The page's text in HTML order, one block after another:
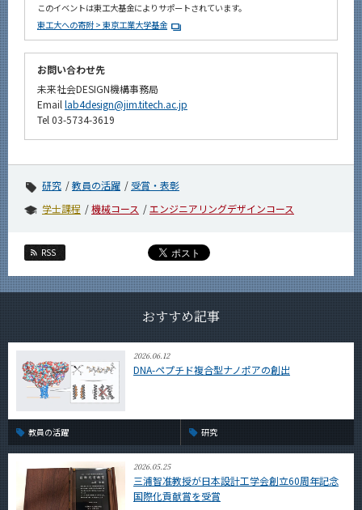
このイベントは東工大基金によりサポートされています。
東工大への寄附 > 東京工業大学基金
お問い合わせ先
未来社会DESIGN機構事務局
Email lab4design@jim.titech.ac.jp
Tel 03-5734-3619
研究 教員の活躍
受賞・表彰
学士課程
機械コース エンジニアリングデザインコース
RSS
おすすめ記事
2026.06.12
DNA-ペプチド複合型ナノポアの創出
教員の活躍 研究
2026.05.25
三浦智准教授が日本設計工学会創立60周年記念
国際化貢献賞を受賞